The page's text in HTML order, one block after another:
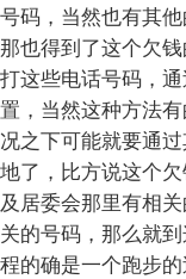
号码，当然也有其
那也得到了这个欠
打这些电话号码，
置，当然这种方法
况之下可能就要通
地了，比方说这个
及居委会那里有相
关的号码，那么就
程的确是一个跑步